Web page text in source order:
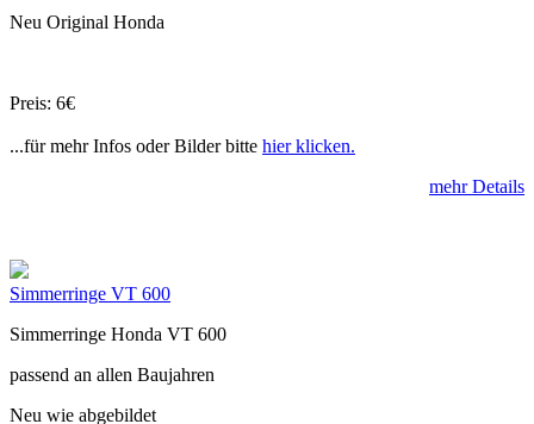
Neu Original Honda
Preis: 6€
...für mehr Infos oder Bilder bitte hier klicken.
mehr Details
Simmerringe VT 600
Simmerringe Honda VT 600
passend an allen Baujahren
Neu wie abgebildet